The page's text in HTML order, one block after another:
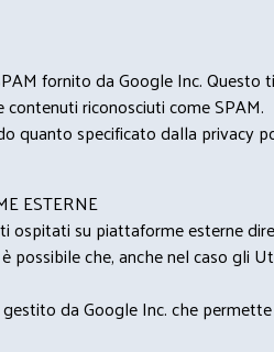
fornito da Google Inc.
riconosciuti come SPAM.
quanto specificato dalla privacy
ESTERNE
su piattaforme esterne
possibile che, anche nel caso
da Google Inc. che